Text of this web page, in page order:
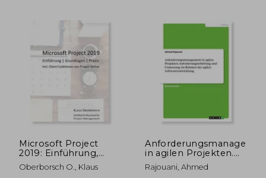
40% 40%
dcto.
Microsoft Project
2019: Einführung,
Grundlagen, Praxis
(en Alemán)
Oberborsch O., Klaus
in agilen Projekten.
Anforderungserhebung
und Umsetzung im
Rajouani, Ahmed